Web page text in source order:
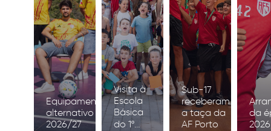
Equipamento
alternativo
2026/27
Visita à
Escola
Básica
do 1º
Sub-17
receberam
a taça da
AF Porto
da